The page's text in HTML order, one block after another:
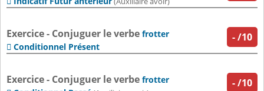
-/10
Exercice - Conjuguer le verbe frotter
 Conditionnel Présent
-/10
Exercice - Conjuguer le verbe frotter